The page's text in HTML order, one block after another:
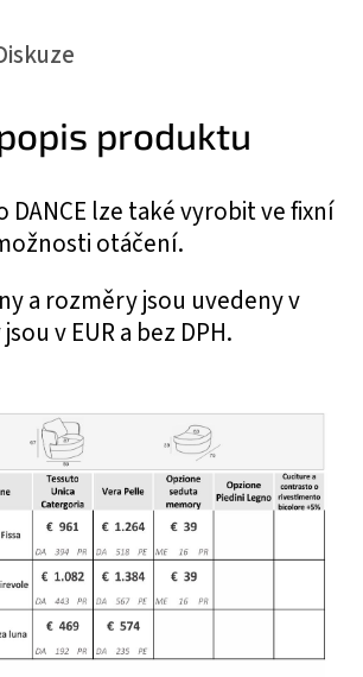
produktu
DANCE lze také vyrobit ve fixní
otáčení.
a rozměry jsou uvedeny v
v EUR a bez DPH.